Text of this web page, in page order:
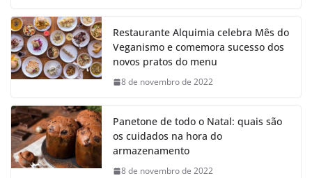
Restaurante Alquimia celebra Mês do
Veganismo e comemora sucesso dos
novos pratos do menu
8 de novembro de 2022
Panetone de todo o Natal: quais são
os cuidados na hora do
armazenamento
8 de novembro de 2022